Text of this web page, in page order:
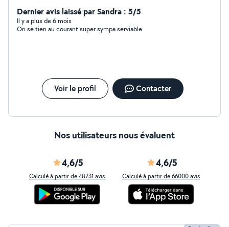
Dernier avis laissé par Sandra : 5/5
Il y a plus de 6 mois
On se tien au courant super sympa serviable
Voir le profil Contacter
Nos utilisateurs nous évaluent
4,6/5
Calculé à partir de 48731 avis
4,6/5
Calculé à partir de 66000 avis